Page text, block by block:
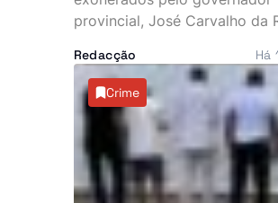
no Uíge
provincial, José Carvalho da
sempre na estrutura de
chefia das instituições de
província.
Redacção Há
Crime